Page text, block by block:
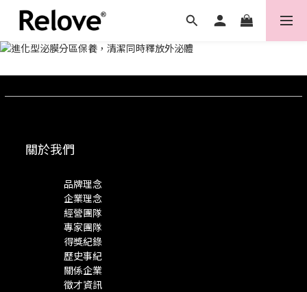
關於我們
品牌理念
企業理念
經營團隊
專家團隊
得獎紀錄
歷史事紀
關係企業
徵才資訊